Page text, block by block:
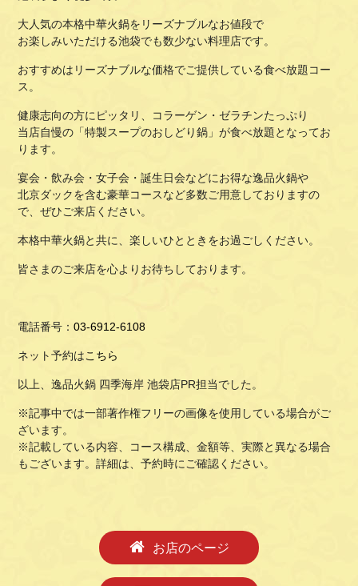
大人気の本格中華火鍋をリーズナブルなお値段で
お楽しみいただける池袋でも数少ない料理店です。
おすすめはリーズナブルな価格でご提供している食べ放題コー
ス。
健康志向の方にピッタリ、コラーゲン・ゼラチンたっぷり
当店自慢の「特製スープのおしどり鍋」が食べ放題となってお
ります。
宴会・飲み会・女子会・誕生日会などにお得な逸品火鍋や
北京ダックを含む豪華コースなど多数ご用意しておりますの
で、ぜひご来店ください。
本格中華火鍋と共に、楽しいひとときをお過ごしください。
皆さまのご来店を心よりお待ちしております。
電話番号：03-6912-6108
ネット予約はこちら
以上、逸品火鍋 四季海岸 池袋店PR担当でした。
※記事中では一部著作権フリーの画像を使用している場合がご
ざいます。
※記載している内容、コース構成、金額等、実際と異なる場合
もございます。詳細は、予約時にご確認ください。
お店のページ